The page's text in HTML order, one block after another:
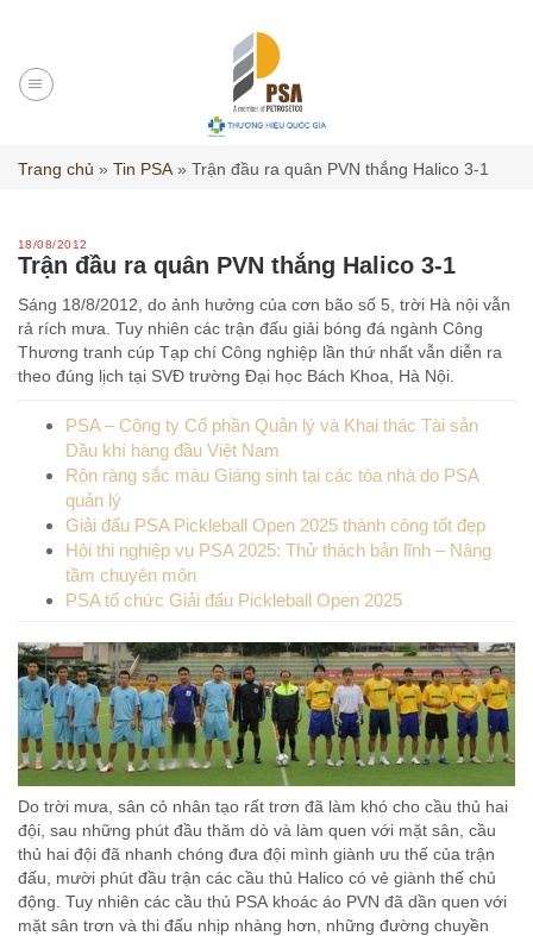
content
Trang chủ » Tin PSA » Trận đầu ra quân PVN thắng Halico 3-1
18/08/2012
Trận đầu ra quân PVN thắng Halico 3-1
Sáng 18/8/2012, do ảnh hưởng của cơn bão số 5, trời Hà nội vẫn
rả rích mưa. Tuy nhiên các trận đấu giải bóng đá ngành Công
Thương tranh cúp Tạp chí Công nghiệp lần thứ nhất vẫn diễn ra
theo đúng lịch tại SVĐ trường Đại học Bách Khoa, Hà Nội.
PSA – Công ty Cổ phần Quản lý và Khai thác Tài sản
Dầu khí hàng đầu Việt Nam
Rộn ràng sắc màu Giáng sinh tại các tòa nhà do PSA
quản lý
Giải đấu PSA Pickleball Open 2025 thành công tốt đẹp
Hội thi nghiệp vụ PSA 2025: Thử thách bản lĩnh – Nâng
tầm chuyên môn
PSA tổ chức Giải đấu Pickleball Open 2025
Do trời mưa, sân cỏ nhân tạo rất trơn đã làm khó cho cầu thủ hai
đội, sau những phút đầu thăm dò và làm quen với mặt sân, cầu
thủ hai đội đã nhanh chóng đưa đội mình giành ưu thế của trận
đấu, mười phút đầu trận các cầu thủ Halico có vẻ giành thế chủ
động. Tuy nhiên các cầu thủ PSA khoác áo PVN đã dần quen với
mặt sân trơn và thi đấu nhịp nhàng hơn, những đường chuyền